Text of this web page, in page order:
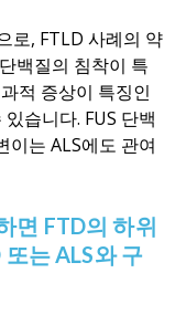
로, FTLD 사례의 약
백질의 침착이 특
적 증상이 특징인
습니다. FUS 단백
이는 ALS에도 관여
면 FTD의 하위
는 ALS와 구